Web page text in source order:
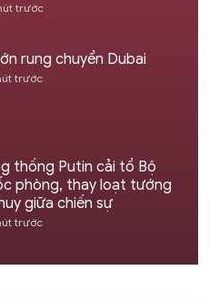
trước
rung chuyển Dubai
trước
thống Putin cải tổ Bộ
phòng, thay loạt tướng
giữa chiến sự
trước